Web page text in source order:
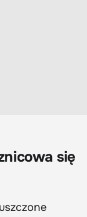
się